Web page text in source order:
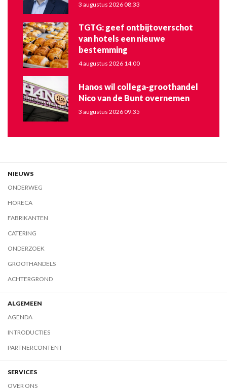
3 augustus 2026 08:33
TGTG: geef ontbijtoverschot
van hotels een nieuwe
bestemming
4 augustus 2026 14:00
Hanos wil collega-groothandel
Nico van de Bunt overnemen
3 augustus 2026 09:35
NIEUWS
ONDERWEG
HORECA
FABRIKANTEN
CATERING
ONDERZOEK
GROOTHANDELS
ACHTERGROND
ALGEMEEN
AGENDA
INTRODUCTIES
PARTNERCONTENT
SERVICES
OVER ONS